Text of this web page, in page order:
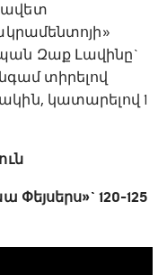
Զաք Լավինը`
տիրելով
կատարելով 1
120-125